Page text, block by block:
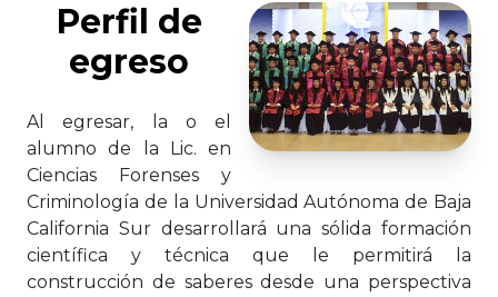
Perfil de
egreso
Al egresar, la o el
alumno de la Lic. en
Ciencias Forenses y
Criminología de la Universidad Autónoma de Baja
California Sur desarrollará una sólida formación
científica y técnica que le permitirá la
construcción de saberes desde una perspectiva